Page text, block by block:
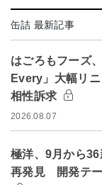
缶詰 最新記事
はごろもフーズ
Every」大幅リ
相性訴求
2026.08.07
極洋、9月から
再発見 開発テー